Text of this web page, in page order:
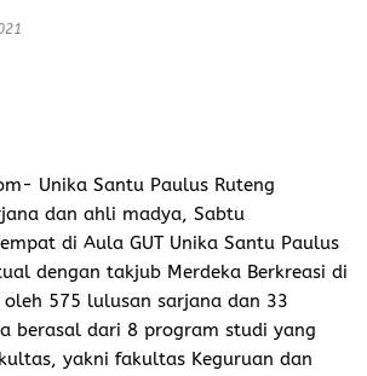
Unika Santu Paulus Ruteng
dan ahli madya, Sabtu
di Aula GUT Unika Santu Paulus
dengan takjub Merdeka Berkreasi di
575 lulusan sarjana dan 33
berasal dari 8 program studi yang
yakni fakultas Keguruan dan